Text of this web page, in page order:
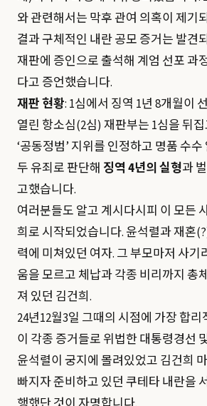
와 관련해서는 막후 관여 의혹이 제기
결과 구체적인 내란 공모 증거는 발견
재판에 증인으로 출석해 계엄 선포 과
다고 증언했습니다.
재판 현황: 1심에서 징역 1년 8개월이
열린 항소심(2심) 재판부는 1심을 뒤
‘공동정범’ 지위를 인정하고 명품 수
두 유죄로 판단해 징역 4년의 실형과
고했습니다.
여러분들도 알고 계시다시피 이 모든
희로 시작되었습니다. 윤석렬과 재혼
력에 미쳐있던 여자. 그 부모마저 사기
움을 모르고 체납과 각종 비리까지 총
져 있던 김건희.
24년12월3일 그때의 시점에 가장 합
이 각종 증거들로 위법한 대통령경선
윤석렬이 궁지에 몰려있었고 김건희
빠지자 준비하고 있던 쿠테타 내란을